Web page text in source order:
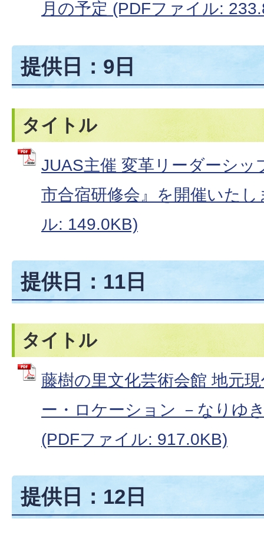
月の予定 (PDFファイル:
提供日：9日
タイトル
JUAS主催 変革リーダーシッ
市合宿研修会』を開催いた
ル: 149.0KB)
提供日：11日
タイトル
藤樹の里文化芸術会館 地元
ー・ロケーション －なりゆ
(PDFファイル: 917.0KB)
提供日：12日